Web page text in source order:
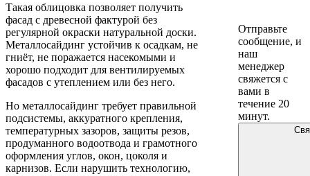
Такая облицовка позволяет получить
фасад с древесной фактурой без
регулярной окраски натуральной доски.
Металлосайдинг устойчив к осадкам, не
гниёт, не поражается насекомыми и
хорошо подходит для вентилируемых
фасадов с утеплением или без него.
Но металлосайдинг требует правильной
подсистемы, аккуратного крепления,
температурных зазоров, защиты резов,
продуманного водоотвода и грамотного
оформления углов, окон, цоколя и
карнизов. Если нарушить технологию,
Отправьте
сообщение, и
наш
менеджер
свяжется с
вами в
течение 20
минут.